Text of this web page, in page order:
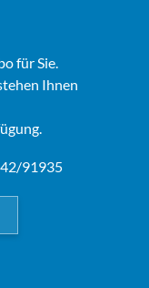
für Sie.
Ihnen
91935